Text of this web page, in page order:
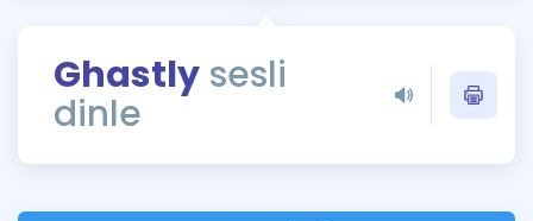
Rehberlik Aracı
ÖSYM Sınav Takvimi
Ghastly sesli
dinle